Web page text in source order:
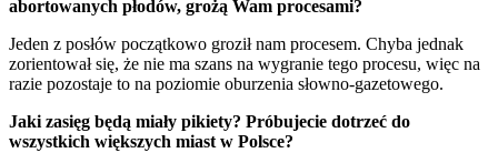
abortowanych płodów, grożą Wam procesami?
Jeden z posłów początkowo groził nam procesem. Chyba jednak
zorientował się, że nie ma szans na wygranie tego procesu, więc na
razie pozostaje to na poziomie oburzenia słowno-gazetowego.
Jaki zasięg będą miały pikiety? Próbujecie dotrzeć do
wszystkich większych miast w Polsce?